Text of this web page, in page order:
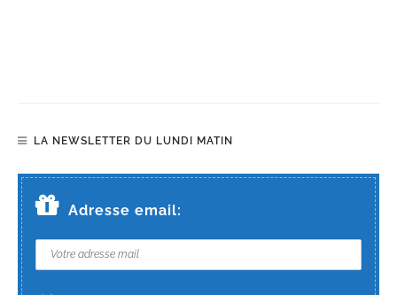
LA NEWSLETTER DU LUNDI MATIN
Adresse email: